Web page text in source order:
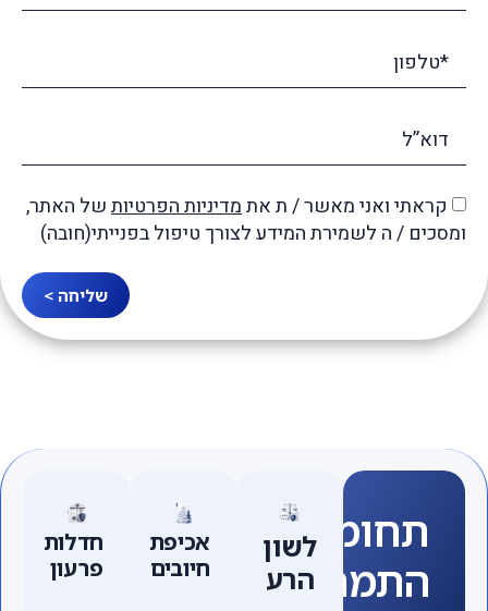
קראתי ואני מאשר / ת אתמדיניות הפרטיותשל האתר,
ומסכים / ה לשמירת המידע לצורך טיפול בפנייתי(חובה)
שליחה >
תחומי
התמחות
לשון
הרע
אכיפת
חיובים
חדלות
פרעון